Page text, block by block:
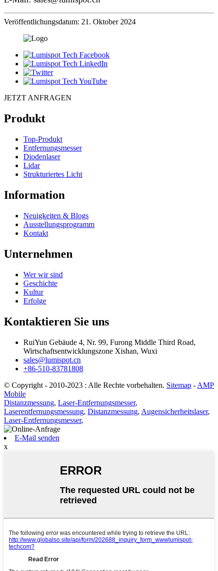
Veröffentlichungsdatum: 21. Oktober 2024
JETZT ANFRAGEN
Produkt
Top-Produkt
Entfernungsmesser
Diodenlaser
Lidar
Strukturiertes Licht
Information
Neuigkeiten & Blogs
Ausstellungsprogramm
Kontakt
Unternehmen
Wer wir sind
Geschichte
Kultur
Erfolge
Kontaktieren Sie uns
RuiYun Gebäude 4, Nr. 99, Furong Middle Third Road,
Wirtschaftsentwicklungszone Xishan, Wuxi
sales@lumispot.cn
+86-510-83781808
© Copyright - 2010-2023 : Alle Rechte vorbehalten. Sitemap - AMP
Mobile
Distanzmessung, Laser-Entfernungsmesser,
Laserentfernungsmessung, Distanzmessung, Augensicherheitslaser,
Laser-Entfernungsmesser,
E-Mail senden
x